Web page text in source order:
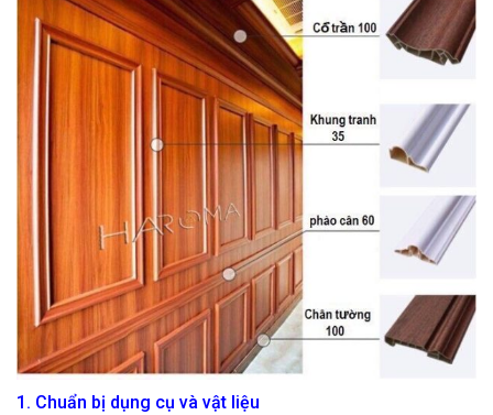
1. Chuẩn bị dụng cụ và vật liệu